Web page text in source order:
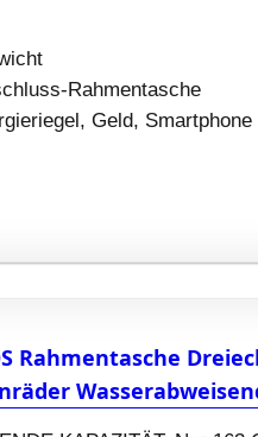
Rahmentasche
Geld, Smartphone
Rahmentasche